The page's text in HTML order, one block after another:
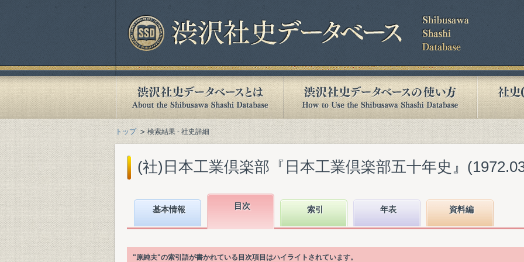
トップ 検索結果 - 社史詳細
(社)日本工業倶楽部『日本工業倶楽部五十年史』
基本情報 目次 索引 年表 資料編
"原純夫"の索引語が書かれている目次項目はハイライトされています。